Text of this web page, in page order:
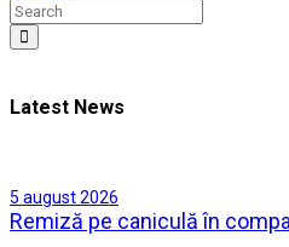
Latest News
5 august 2026
Remiză pe caniculă în